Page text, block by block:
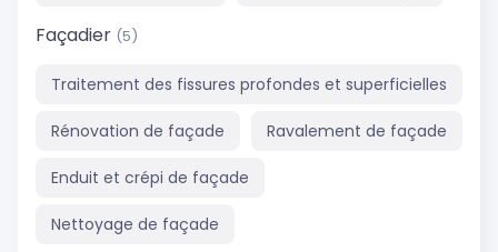
Façadier (5)
Traitement des fissures profondes et superficielles
Rénovation de façade Ravalement de façade
Enduit et crépi de façade
Nettoyage de façade